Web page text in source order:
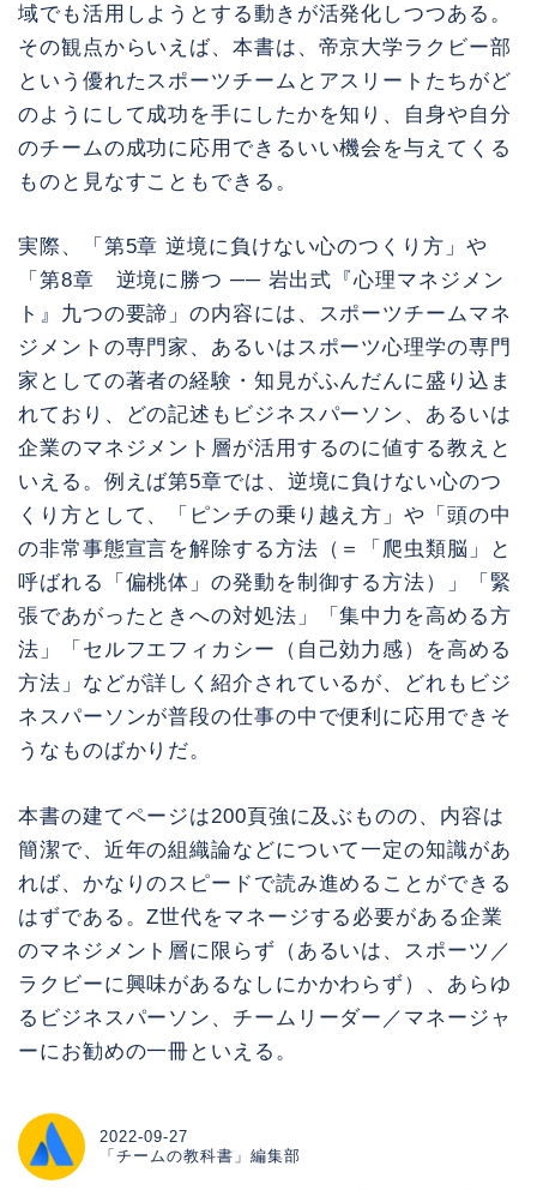
域でも活用しようとする動きが活発化しつつある。
その観点からいえば、本書は、帝京大学ラクビー部
という優れたスポーツチームとアスリートたちがど
のようにして成功を手にしたかを知り、自身や自分
のチームの成功に応用できるいい機会を与えてくる
ものと見なすこともできる。
実際、「第5章 逆境に負けない心のつくり方」や
「第8章 逆境に勝つ ── 岩出式『心理マネジメン
ト』九つの要諦」の内容には、スポーツチームマネ
ジメントの専門家、あるいはスポーツ心理学の専門
家としての著者の経験・知見がふんだんに盛り込ま
れており、どの記述もビジネスパーソン、あるいは
企業のマネジメント層が活用するのに値する教えと
いえる。例えば第5章では、逆境に負けない心のつ
くり方として、「ピンチの乗り越え方」や「頭の中
の非常事態宣言を解除する方法（＝「爬虫類脳」と
呼ばれる「偏桃体」の発動を制御する方法）」「緊
張であがったときへの対処法」「集中力を高める方
法」「セルフエフィカシー（自己効力感）を高める
方法」などが詳しく紹介されているが、どれもビジ
ネスパーソンが普段の仕事の中で便利に応用できそ
うなものばかりだ。
本書の建てページは200頁強に及ぶものの、内容は
簡潔で、近年の組織論などについて一定の知識があ
れば、かなりのスピードで読み進めることができる
はずである。Z世代をマネージする必要がある企業
のマネジメント層に限らず（あるいは、スポーツ／
ラクビーに興味があるなしにかかわらず）、あらゆ
るビジネスパーソン、チームリーダー／マネージャ
ーにお勧めの一冊といえる。
2022-09-27
「チームの教科書」編集部